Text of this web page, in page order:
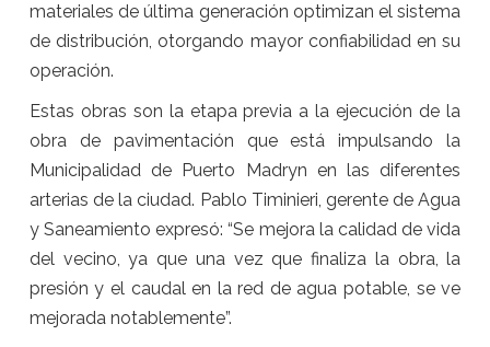
materiales de última generación optimizan el sistema
de distribución, otorgando mayor confiabilidad en su
operación.
Estas obras son la etapa previa a la ejecución de la
obra de pavimentación que está impulsando la
Municipalidad de Puerto Madryn en las diferentes
arterias de la ciudad. Pablo Timinieri, gerente de Agua
y Saneamiento expresó: “Se mejora la calidad de vida
del vecino, ya que una vez que finaliza la obra, la
presión y el caudal en la red de agua potable, se ve
mejorada notablemente”.